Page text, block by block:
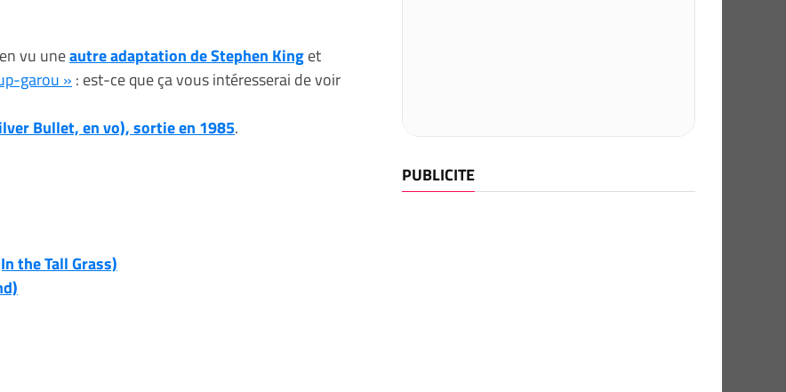
vu uneautre adaptation de Stephen Kinget
garou » : est-ce que ça vous intéresserai de voir
Bullet, en vo), sortie en 1985.
the Tall Grass)
PUBLICITE